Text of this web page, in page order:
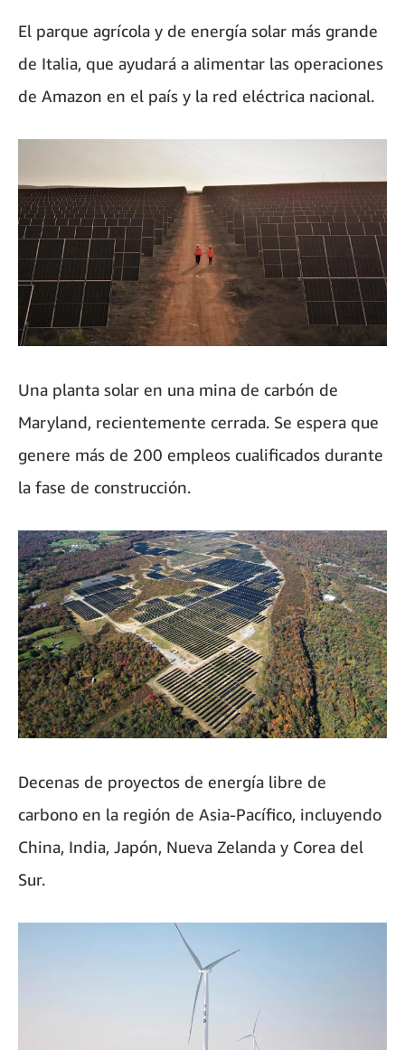
El parque agrícola y de energía solar más grande
de Italia, que ayudará a alimentar las operaciones
de Amazon en el país y la red eléctrica nacional.
Una planta solar en una mina de carbón de
Maryland, recientemente cerrada. Se espera que
genere más de 200 empleos cualificados durante
la fase de construcción.
Decenas de proyectos de energía libre de
carbono en la región de Asia-Pacífico, incluyendo
China, India, Japón, Nueva Zelanda y Corea del
Sur.